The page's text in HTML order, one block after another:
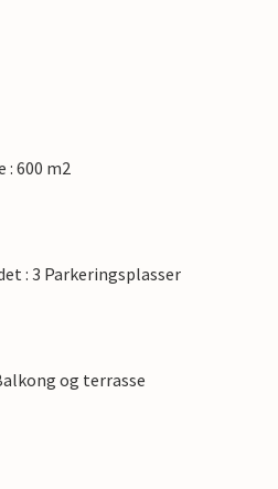
600 m2
: 3 Parkeringsplasser
og terrasse